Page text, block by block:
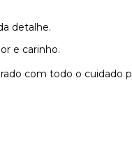
detalhe.
e carinho.
com todo o